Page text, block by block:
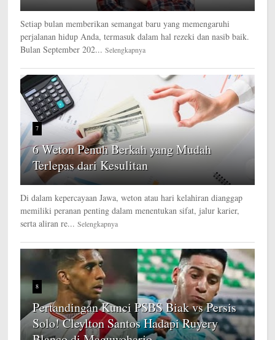
Setiap bulan memberikan semangat baru yang memengaruhi
perjalanan hidup Anda, termasuk dalam hal rezeki dan nasib baik.
Bulan September 202... Selengkapnya
7
6 Weton Penuh Berkah yang Mudah
Terlepas dari Kesulitan
Di dalam kepercayaan Jawa, weton atau hari kelahiran dianggap
memiliki peranan penting dalam menentukan sifat, jalur karier,
serta aliran re... Selengkapnya
8
Pertandingan Kunci PSBS Biak vs Persis
Solo! Cleylton Santos Hadapi Ruyery